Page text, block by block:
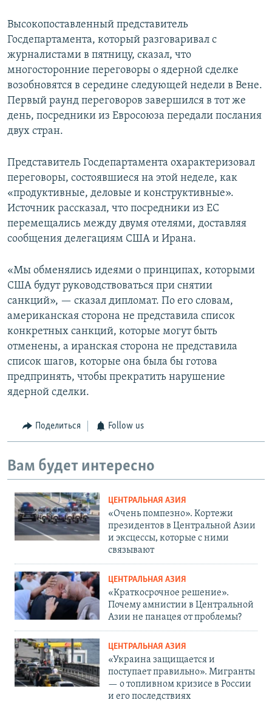
Высокопоставленный представитель
Госдепартамента, который разговаривал с
журналистами в пятницу, сказал, что
многосторонние переговоры о ядерной сделке
возобновятся в середине следующей недели в Вене.
Первый раунд переговоров завершился в тот же
день, посредники из Евросоюза передали послания
двух стран.
Представитель Госдепартамента охарактеризовал
переговоры, состоявшиеся на этой неделе, как
«продуктивные, деловые и конструктивные».
Источник рассказал, что посредники из ЕС
перемещались между двумя отелями, доставляя
сообщения делегациям США и Ирана.
«Мы обменялись идеями о принципах, которыми
США будут руководствоваться при снятии
санкций», — сказал дипломат. По его словам,
американская сторона не представила список
конкретных санкций, которые могут быть
отменены, а иранская сторона не представила
список шагов, которые она была бы готова
предпринять, чтобы прекратить нарушение
ядерной сделки.
Поделиться Follow us
Вам будет интересно
ЦЕНТРАЛЬНАЯ АЗИЯ
«Очень помпезно». Кортежи
президентов в Центральной Азии
и эксцессы, которые с ними
связывают
ЦЕНТРАЛЬНАЯ АЗИЯ
«Краткосрочное решение».
Почему амнистии в Центральной
Азии не панацея от проблемы?
ЦЕНТРАЛЬНАЯ АЗИЯ
«Украина защищается и
поступает правильно». Мигранты
— о топливном кризисе в России
и его последствиях